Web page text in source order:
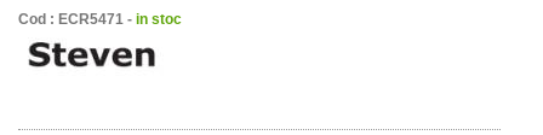
Cod : ECR5471 - in stoc